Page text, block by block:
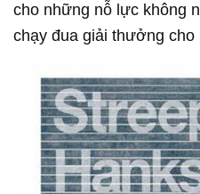
cho những nỗ lực không
chạy đua giải thưởng cho